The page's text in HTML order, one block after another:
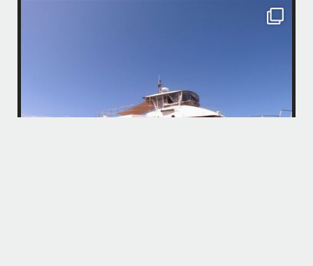
パーフェクトな海でバナナボートに船上BBQ、シュノーケリングとお楽
しみ頂いております
・
・
何ヶ月も前からやり取りさせて頂き温めていたご予約でしたので、お天